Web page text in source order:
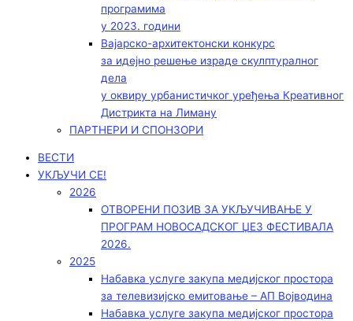
програмима
у 2023. години
Вајарско-архитектонски конкурс
за идејно решење израде скулптуралног
дела
у оквиру урбанистичког уређења Креативног
Дистрикта на Лиману
ПАРТНЕРИ И СПОНЗОРИ
ВЕСТИ
УКЉУЧИ СЕ!
2026
ОТВОРЕНИ ПОЗИВ ЗА УКЉУЧИВАЊЕ У
ПРОГРАМ НОВОСАДСКОГ ЏЕЗ ФЕСТИВАЛА
2026.
2025
Набавка услуге закупа медијског простора
за телевизијско емитовање – АП Војводинa
Набавка услуге закупа медијског простора